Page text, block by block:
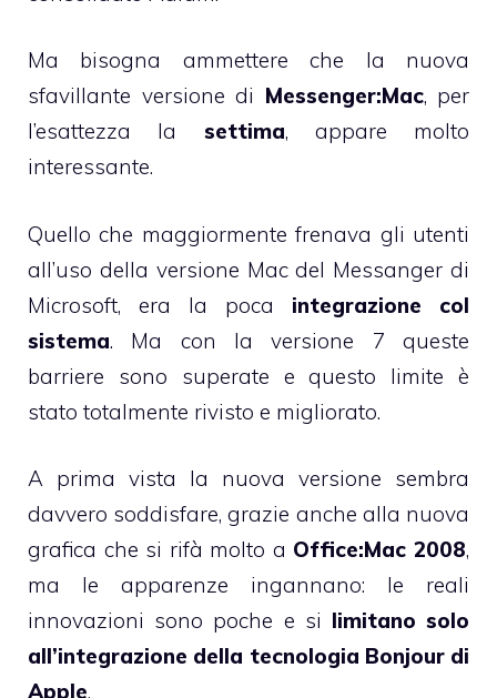
Ma bisogna ammettere che la nuova
sfavillante versione di Messenger:Mac, per
l’esattezza la settima, appare molto
interessante.
Quello che maggiormente frenava gli utenti
all’uso della versione Mac del Messanger di
Microsoft, era la poca integrazione col
sistema. Ma con la versione 7 queste
barriere sono superate e questo limite è
stato totalmente rivisto e migliorato.
A prima vista la nuova versione sembra
davvero soddisfare, grazie anche alla nuova
grafica che si rifà molto a Office:Mac 2008,
ma le apparenze ingannano: le reali
innovazioni sono poche e si limitano solo
all’integrazione della tecnologia Bonjour di
Apple.